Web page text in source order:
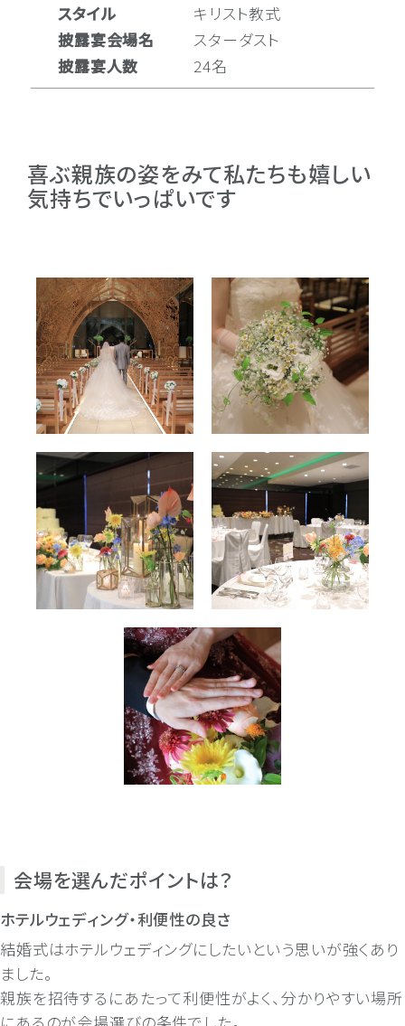
スタイル
キリスト教式
披露宴会場名
スターダスト
披露宴人数
24名
喜ぶ親族の姿をみて私たちも嬉しい
気持ちでいっぱいです
会場を選んだポイントは？
ホテルウェディング・利便性の良さ
結婚式はホテルウェディングにしたいという思いが強くあり
ました。
親族を招待するにあたって利便性がよく、分かりやすい場所